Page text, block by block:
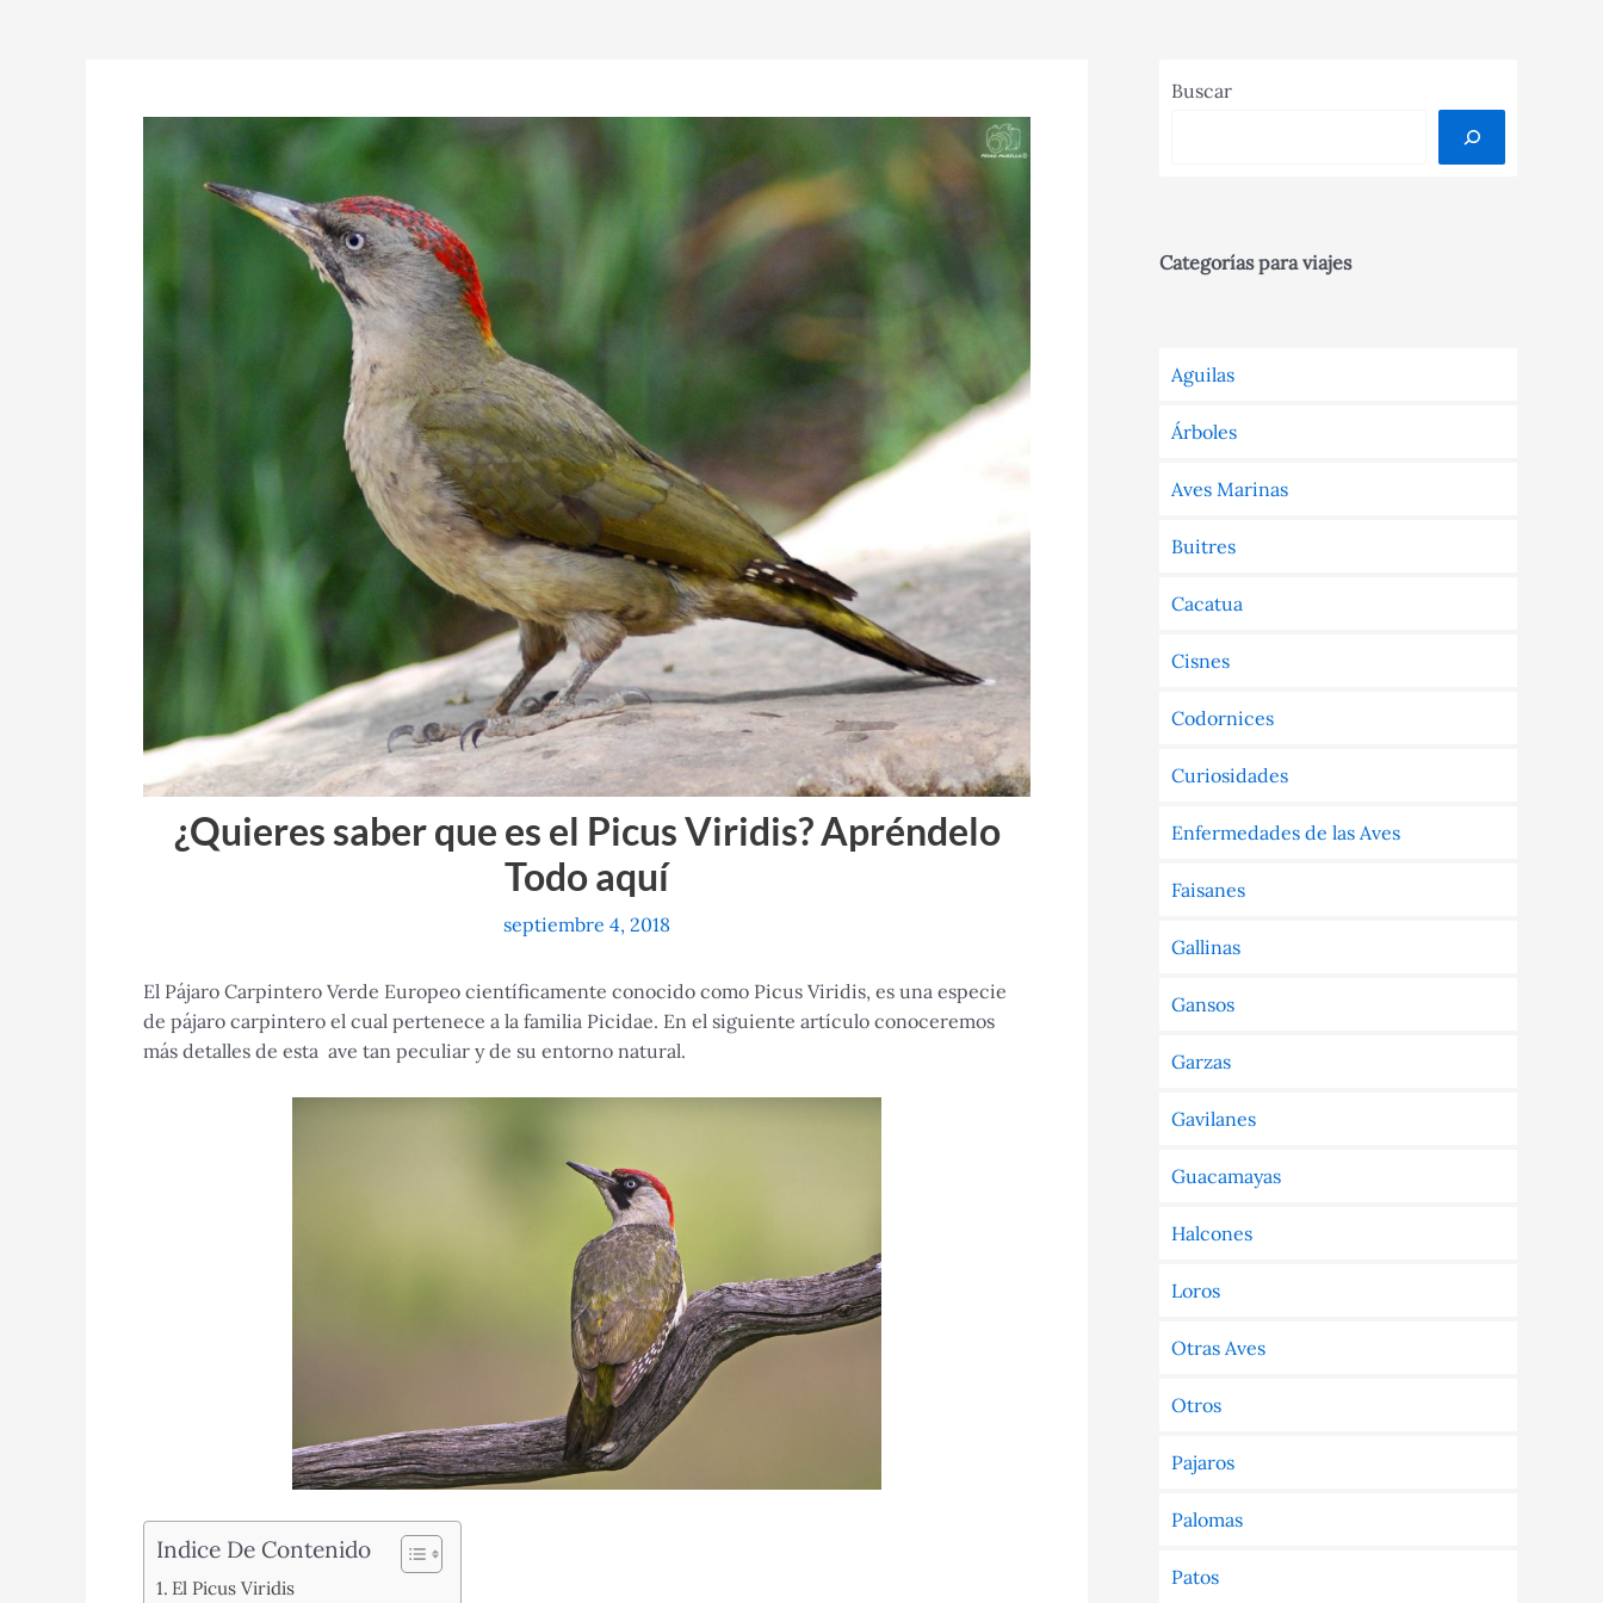
¿Quieres saber que es el Picus Viridis? Apréndelo
Todo aquí
septiembre 4, 2018
El Pájaro Carpintero Verde Europeo científicamente conocido como Picus Viridis, es una especie
de pájaro carpintero el cual pertenece a la familia Picidae. En el siguiente artículo conoceremos
más detalles de esta ave tan peculiar y de su entorno natural.
Indice De Contenido
El Picus Viridis
Buscar
Categorías para viajes
Aguilas
Árboles
Aves Marinas
Buitres
Cacatua
Cisnes
Codornices
Curiosidades
Enfermedades de las Aves
Faisanes
Gallinas
Gansos
Garzas
Gavilanes
Guacamayas
Halcones
Loros
Otras Aves
Otros
Pajaros
Palomas
Patos